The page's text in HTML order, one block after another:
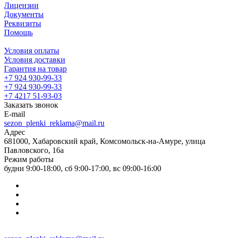
Лицензии
Документы
Реквизиты
Помощь
Условия оплаты
Условия доставки
Гарантия на товар
+7 924 930-99-33
+7 924 930-99-33
+7 4217 51-93-03
Заказать звонок
E-mail
sezon_plenki_reklama@mail.ru
Адрес
681000, Хабаровский край, Комсомольск-на-Амуре, улица
Павловского, 16а
Режим работы
будни 9:00-18:00, сб 9:00-17:00, вс 09:00-16:00